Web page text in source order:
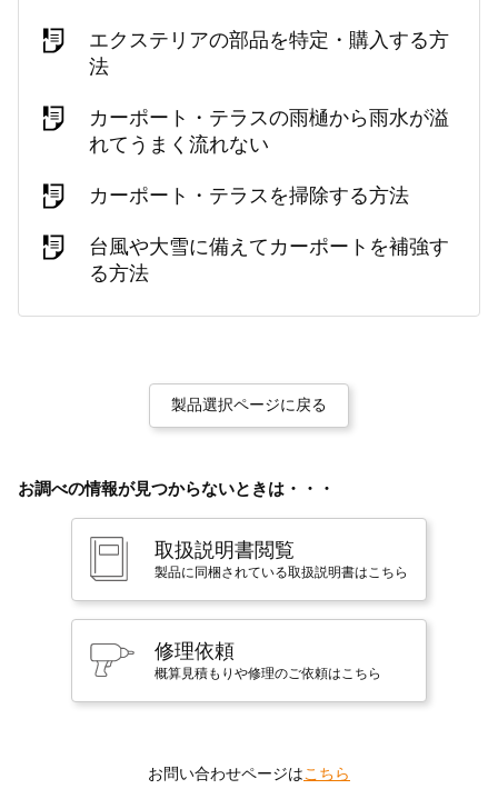
エクステリアの部品を特定・購入する方
法
カーポート・テラスの雨樋から雨水が溢
れてうまく流れない
カーポート・テラスを掃除する方法
台風や大雪に備えてカーポートを補強す
る方法
製品選択ページに戻る
お調べの情報が見つからないときは・・・
取扱説明書閲覧
製品に同梱されている取扱説明書はこちら
修理依頼
概算見積もりや修理のご依頼はこちら
お問い合わせページはこちら